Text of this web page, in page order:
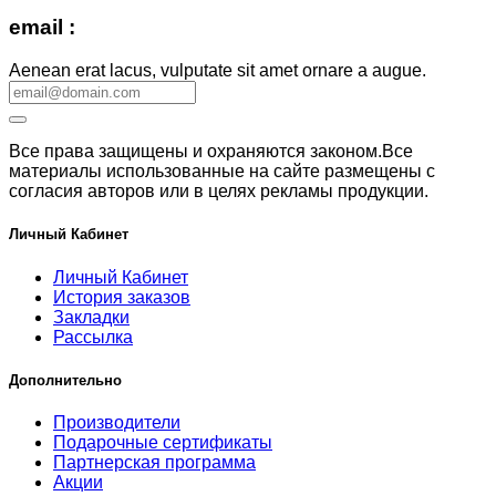
email :
Aenean erat lacus, vulputate sit amet ornare a augue.
Все права защищены и охраняются законом.Все
материалы использованные на сайте размещены с
согласия авторов или в целях рекламы продукции.
Личный Кабинет
Личный Кабинет
История заказов
Закладки
Рассылка
Дополнительно
Производители
Подарочные сертификаты
Партнерская программа
Акции